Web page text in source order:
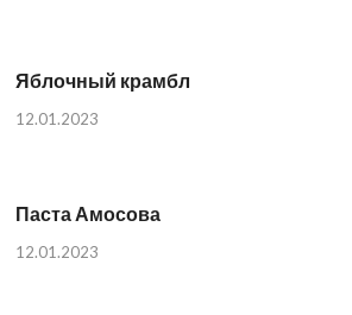
Яблочный крамбл
12.01.2023
Паста Амосова
12.01.2023